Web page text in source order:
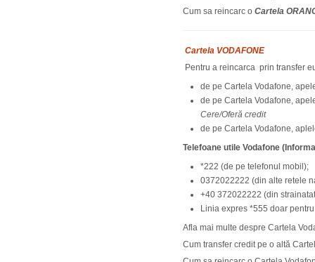
Cum sa reincarc o Cartela
Cartela VODAFONE
Pentru a reincarca prin transfer
de pe Cartela Vodafone,
de pe Cartela Vodafone,
Cere/Oferă credit
de pe Cartela Vodafone,
Telefoane utile Vodafone
*222 (de pe telefonul mobil);
0372022222 (din alte retele
+40 372022222 (din
Linia expres *555 doar
Afla mai multe despre Cartela
Cum transfer credit pe o altă